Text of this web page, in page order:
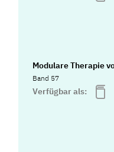
Modulare Therapie
Band 57
Verfügbar als: